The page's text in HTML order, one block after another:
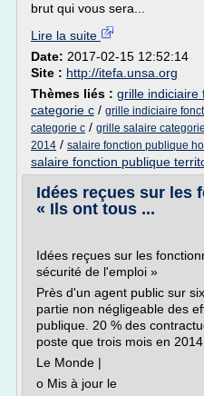
brut qui vous sera...
Lire la suite
Date: 2017-02-15 12:52:14
Site : http://itefa.unsa.org
Thèmes liés : grille indiciaire
categorie c / grille indiciaire
categorie c / grille salaire
2014 / salaire fonction publique
salaire fonction publique
Idées reçues sur les
« Ils ont tous ...
Idées reçues sur les
sécurité de l'emploi »
Près d'un agent public sur
partie non négligeable des
publique. 20 % des
poste que trois mois en 2014.
Le Monde |
o Mis à jour le